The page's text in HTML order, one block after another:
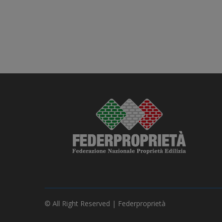
© All Right Reserved | Federproprietà